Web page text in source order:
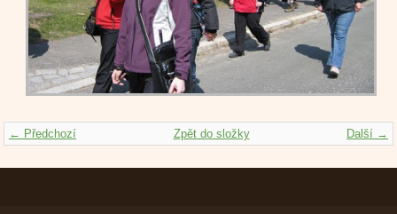
← Předchozí Další →
Zpět do složky